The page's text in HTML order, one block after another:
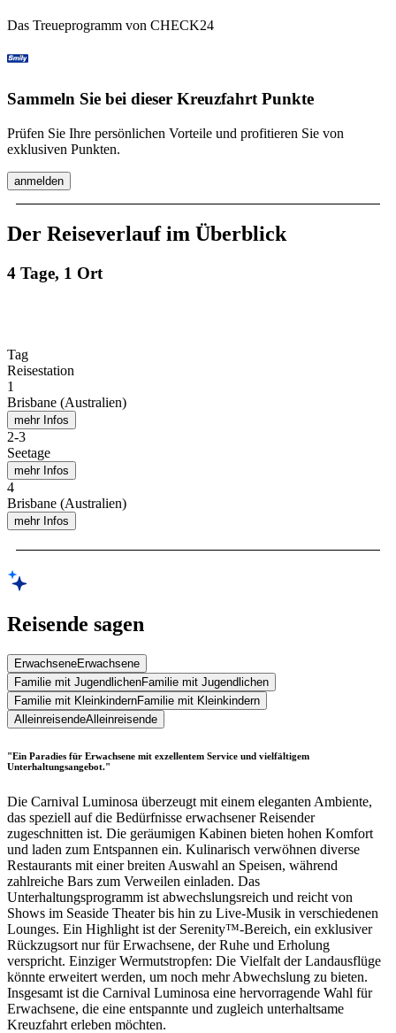
Das Treueprogramm von CHECK24
Sammeln Sie bei dieser Kreuzfahrt Punkte
Prüfen Sie Ihre persönlichen Vorteile und profitieren Sie von
exklusiven Punkten.
anmelden
Der Reiseverlauf im Überblick
4 Tage, 1 Ort
Tag
Reisestation
1
Brisbane (Australien)
mehr Infos
2-3
Seetage
mehr Infos
4
Brisbane (Australien)
mehr Infos
Reisende sagen
ErwachseneErwachsene
Familie mit JugendlichenFamilie mit Jugendlichen
Familie mit KleinkindernFamilie mit Kleinkindern
AlleinreisendeAlleinreisende
"Ein Paradies für Erwachsene mit exzellentem Service und vielfältigem
Unterhaltungsangebot."
Die Carnival Luminosa überzeugt mit einem eleganten Ambiente,
das speziell auf die Bedürfnisse erwachsener Reisender
zugeschnitten ist. Die geräumigen Kabinen bieten hohen Komfort
und laden zum Entspannen ein. Kulinarisch verwöhnen diverse
Restaurants mit einer breiten Auswahl an Speisen, während
zahlreiche Bars zum Verweilen einladen. Das
Unterhaltungsprogramm ist abwechslungsreich und reicht von
Shows im Seaside Theater bis hin zu Live-Musik in verschiedenen
Lounges. Ein Highlight ist der Serenity™-Bereich, ein exklusiver
Rückzugsort nur für Erwachsene, der Ruhe und Erholung
verspricht. Einziger Wermutstropfen: Die Vielfalt der Landausflüge
könnte erweitert werden, um noch mehr Abwechslung zu bieten.
Insgesamt ist die Carnival Luminosa eine hervorragende Wahl für
Erwachsene, die eine entspannte und zugleich unterhaltsame
Kreuzfahrt erleben möchten.